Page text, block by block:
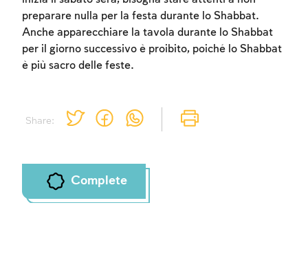
Share:
preparare nulla per la festa durante lo Shabbat.
Anche apparecchiare la tavola durante lo Shabbat
per il giorno successivo è proibito, poiché lo Shabbat
è più sacro delle feste.
Complete